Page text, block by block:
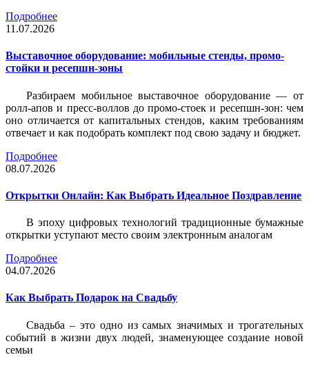
Подробнее
11.07.2026
Выставочное оборудование: мобильные стенды, промо-
стойки и ресепшн-зоны
Разбираем мобильное выставочное оборудование — от
ролл-апов и пресс-воллов до промо-стоек и ресепшн-зон: чем
оно отличается от капитальных стендов, каким требованиям
отвечает и как подобрать комплект под свою задачу и бюджет.
Подробнее
08.07.2026
Открытки Онлайн: Как Выбрать Идеальное Поздравление
В эпоху цифровых технологий традиционные бумажные
открытки уступают место своим электронным аналогам
Подробнее
04.07.2026
Как Выбрать Подарок на Свадьбу
Свадьба – это одно из самых значимых и трогательных
событий в жизни двух людей, знаменующее создание новой
семьи